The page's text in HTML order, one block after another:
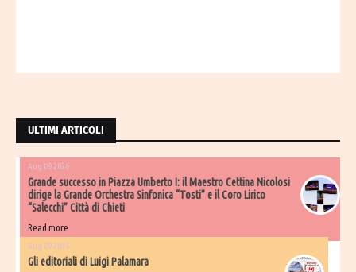
ULTIMI ARTICOLI
Aug 09 2026
Grande successo in Piazza Umberto I: il Maestro Cettina Nicolosi
dirige la Grande Orchestra Sinfonica “Tosti” e il Coro Lirico
“Salecchi” Città di Chieti
Read more
Aug 09 2026
Gli editoriali di Luigi Palamara